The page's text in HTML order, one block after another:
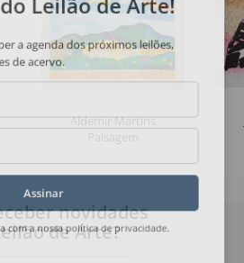
Aldemir Martins
Paisagem
a agenda dos próximos leilões,
de acervo.
Assinar
com a nossapolítica de privacidade
novidades
de Arte?